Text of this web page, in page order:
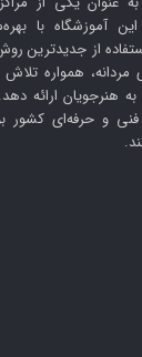
آموزشگاه با
از جدیدترین
مردانه، همواره
هنرجویان ارائه
و حرفه‌ای کشور